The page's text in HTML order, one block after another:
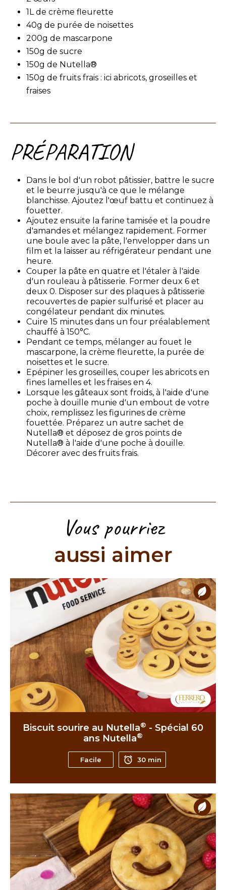
1L de crème fleurette
40g de purée de noisettes
200g de mascarpone
150g de sucre
150g de Nutella®
150g de fruits frais : ici abricots, groseilles et
fraises
PRÉPARATION
Dans le bol d'un robot pâtissier, battre le sucre
et le beurre jusqu'à ce que le mélange
blanchisse. Ajoutez l'œuf battu et continuez à
fouetter.
Ajoutez ensuite la farine tamisée et la poudre
d'amandes et mélangez rapidement. Former
une boule avec la pâte, l'envelopper dans un
film et la laisser au réfrigérateur pendant une
heure.
Couper la pâte en quatre et l'étaler à l'aide
d'un rouleau à pâtisserie. Former deux 6 et
deux 0. Disposer sur des plaques à pâtisserie
recouvertes de papier sulfurisé et placer au
congélateur pendant dix minutes.
Cuire 15 minutes dans un four préalablement
chauffé à 150°C.
Pendant ce temps, mélanger au fouet le
mascarpone, la crème fleurette, la purée de
noisettes et le sucre.
Epépiner les groseilles, couper les abricots en
fines lamelles et les fraises en 4.
Lorsque les gâteaux sont froids, à l'aide d'une
poche à douille munie d'un embout de votre
choix, remplissez les figurines de crème
fouettée. Préparez un autre sachet de
Nutella® et déposez de gros points de
Nutella® à l'aide d'une poche à douille.
Décorer avec des fruits frais.
Vous pourriez
aussi aimer
Biscuit sourire au Nutella® - Spécial 60
ans Nutella®
Facile 30 min